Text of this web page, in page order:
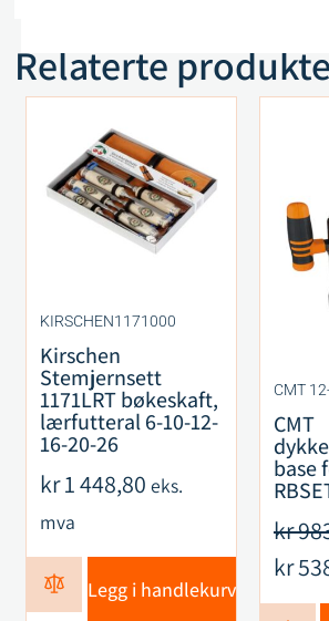
Relaterte
KIRSCHEN1171000
Kirschen
Stemjernsett
1171LRT bøkeskaft,
lærfutteral 6-10-12-
16-20-26
kr1 448,80 eks.
mva
Legg i handlekurv
CMT
CMT
base
kr
kr